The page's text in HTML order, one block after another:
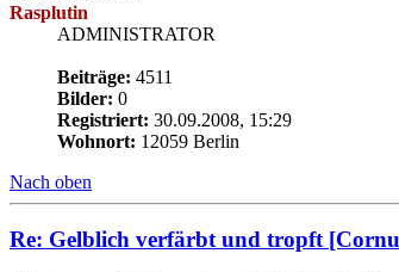
Rasplutin
ADMINISTRATOR
Beiträge: 4511
Bilder: 0
Registriert: 30.09.2008, 15:29
Wohnort: 12059 Berlin
Nach oben
Re: Gelblich verfärbt und tropft